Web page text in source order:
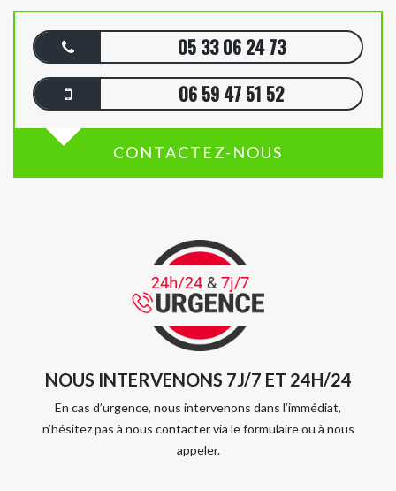
05 33 06 24 73
06 59 47 51 52
CONTACTEZ-NOUS
NOUS INTERVENONS 7J/7 ET 24H/24
En cas d’urgence, nous intervenons dans l’immédiat,
n’hésitez pas à nous contacter via le formulaire ou à nous
appeler.